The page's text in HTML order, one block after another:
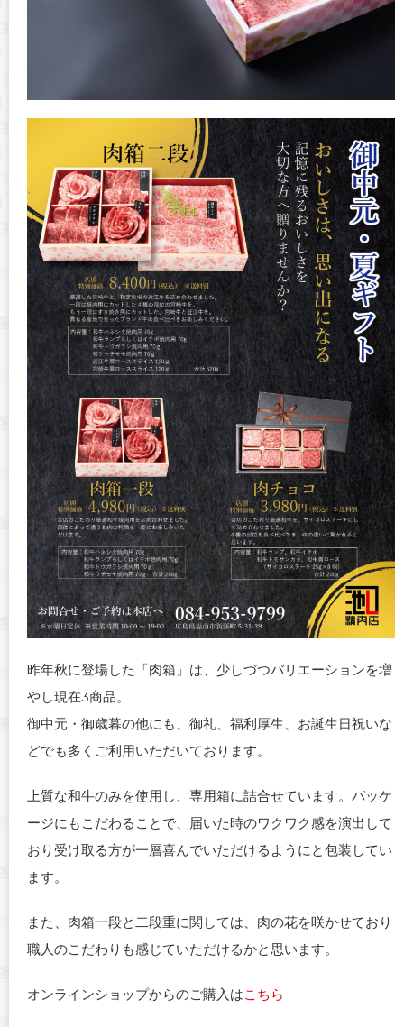
昨年秋に登場した「肉箱」は、少しづつバリエーションを増
やし現在3商品。
御中元・御歳暮の他にも、御礼、福利厚生、お誕生日祝いな
どでも多くご利用いただいております。
上質な和牛のみを使用し、専用箱に詰合せています。パッケ
ージにもこだわることで、届いた時のワクワク感を演出して
おり受け取る方が一層喜んでいただけるようにと包装してい
ます。
また、肉箱一段と二段重に関しては、肉の花を咲かせており
職人のこだわりも感じていただけるかと思います。
オンラインショップからのご購入はこちら